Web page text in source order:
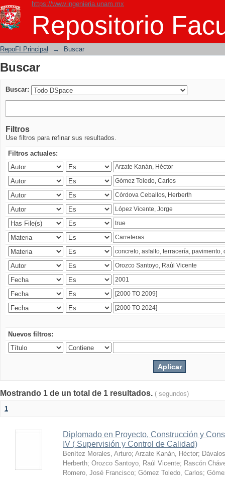
https://www.ingenieria.unam.mx
Repositorio
Buscar
RepoFI Principal → Buscar
Buscar
Buscar:
Filtros
Use filtros para refinar sus resultados.
Filtros actuales:
Nuevos filtros:
Mostrando 1 de un total de 1 resultados. ( segundos)
1
Diplomado en Proyecto, Construcción y
IV ( Supervisión y Control de Calidad)
Benítez Morales, Arturo; Arzate Kanán, Héctor;
Herberth; Orozco Santoyo, Raúl Vicente; Rascón
Romero, José Francisco; Gómez Toledo, Carlos;